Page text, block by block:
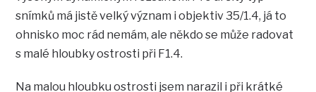
snímků má jistě velký význam i objektiv 35/1.4, já to
ohnisko moc rád nemám, ale někdo se může radovat
s malé hloubky ostrosti při F1.4.
Na malou hloubku ostrosti jsem narazil i při krátké